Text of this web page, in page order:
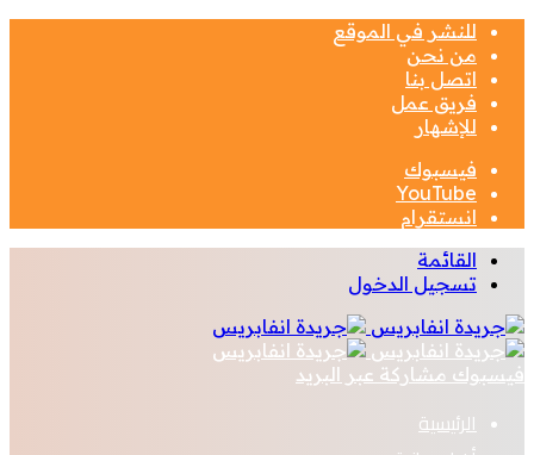
للنشر في الموقع
من نحن
اتصل بنا
فريق عمل
للإشهار
فيسبوك
‫YouTube
انستقرام
القائمة
تسجيل الدخول
فيسبوك مشاركة عبر البريد
الرئيسية